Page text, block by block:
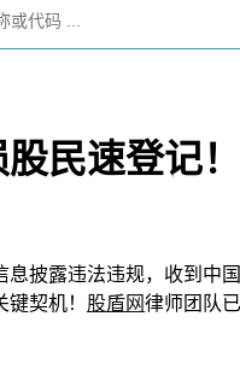
民速登记
披露违法违规，收到
契机！ 股盾网律师团队